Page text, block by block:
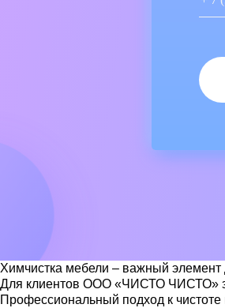
Химчистка мебели – важный элемент
Для клиентов ООО «ЧИСТО ЧИСТО»
Профессиональный подход к чистоте